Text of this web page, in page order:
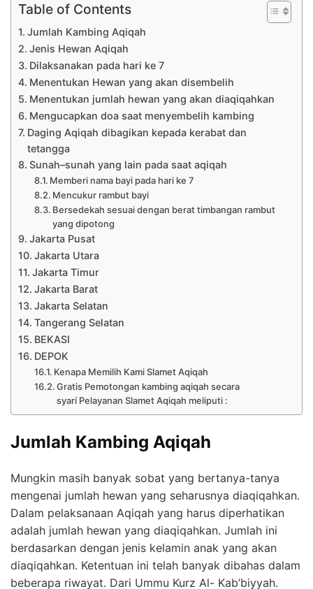
Table of Contents
Jumlah Kambing Aqiqah
Jenis Hewan Aqiqah
Dilaksanakan pada hari ke 7
Menentukan Hewan yang akan disembelih
Menentukan jumlah hewan yang akan diaqiqahkan
Mengucapkan doa saat menyembelih kambing
Daging Aqiqah dibagikan kepada kerabat dan
tetangga
Sunah–sunah yang lain pada saat aqiqah
Memberi nama bayi pada hari ke 7
Mencukur rambut bayi
Bersedekah sesuai dengan berat timbangan rambut
yang dipotong
Jakarta Pusat
Jakarta Utara
Jakarta Timur
Jakarta Barat
Jakarta Selatan
Tangerang Selatan
BEKASI
DEPOK
Kenapa Memilih Kami Slamet Aqiqah
Gratis Pemotongan kambing aqiqah secara
syarí Pelayanan Slamet Aqiqah meliputi :
Jumlah Kambing Aqiqah
Mungkin masih banyak sobat yang bertanya-tanya
mengenai jumlah hewan yang seharusnya diaqiqahkan.
Dalam pelaksanaan Aqiqah yang harus diperhatikan
adalah jumlah hewan yang diaqiqahkan. Jumlah ini
berdasarkan dengan jenis kelamin anak yang akan
diaqiqahkan. Ketentuan ini telah banyak dibahas dalam
beberapa riwayat. Dari Ummu Kurz Al- Kab’biyyah.